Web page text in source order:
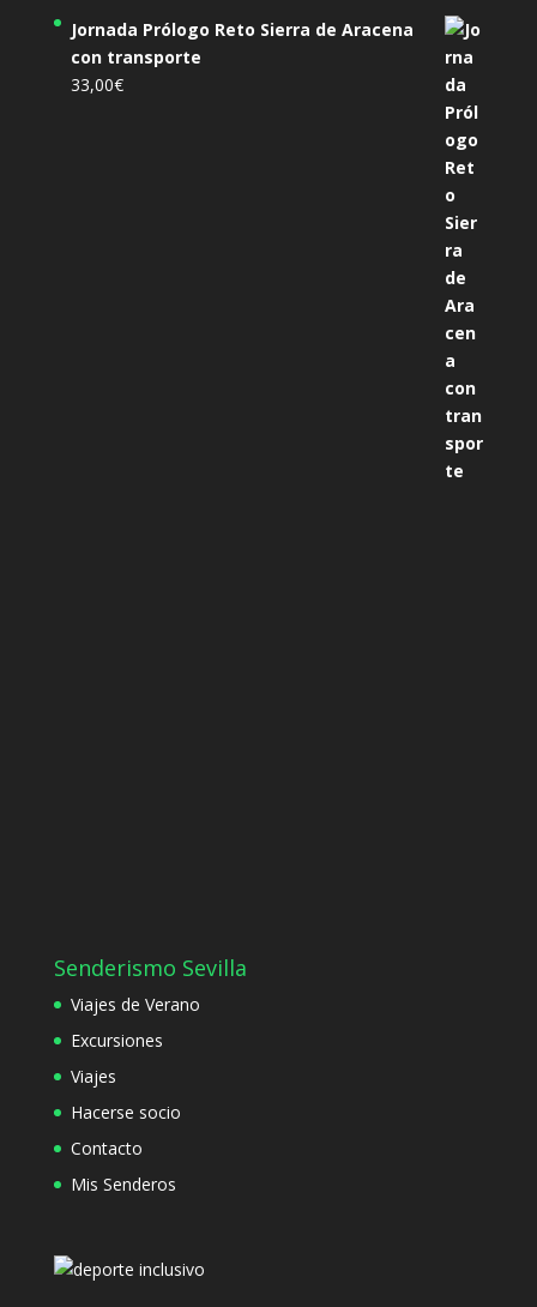
Jornada Prólogo Reto Sierra de Aracena
con transporte
33,00€
Senderismo Sevilla
Viajes de Verano
Excursiones
Viajes
Hacerse socio
Contacto
Mis Senderos